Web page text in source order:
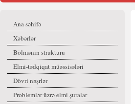
Ana səhifə
Xəbərlər
Bölmənin strukturu
Elmi-tədqiqat müəssisələri
Dövri nəşrlər
Problemlər üzrə elmi şuralar